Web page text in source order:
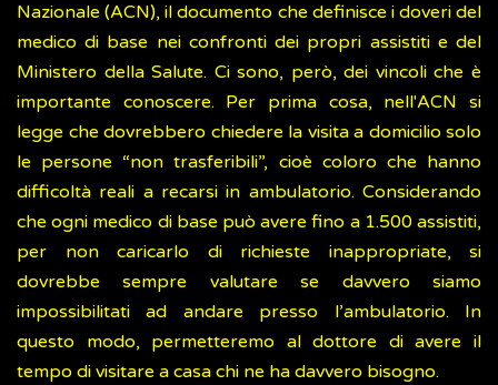
Nazionale (ACN), il documento che definisce i doveri del
medico di base nei confronti dei propri assistiti e del
Ministero della Salute. Ci sono, però, dei vincoli che è
importante conoscere. Per prima cosa, nell'ACN si
legge che dovrebbero chiedere la visita a domicilio solo
le persone “non trasferibili”, cioè coloro che hanno
difficoltà reali a recarsi in ambulatorio. Considerando
che ogni medico di base può avere fino a 1.500 assistiti,
per non caricarlo di richieste inappropriate, si
dovrebbe sempre valutare se davvero siamo
impossibilitati ad andare presso l’ambulatorio. In
questo modo, permetteremo al dottore di avere il
tempo di visitare a casa chi ne ha davvero bisogno.